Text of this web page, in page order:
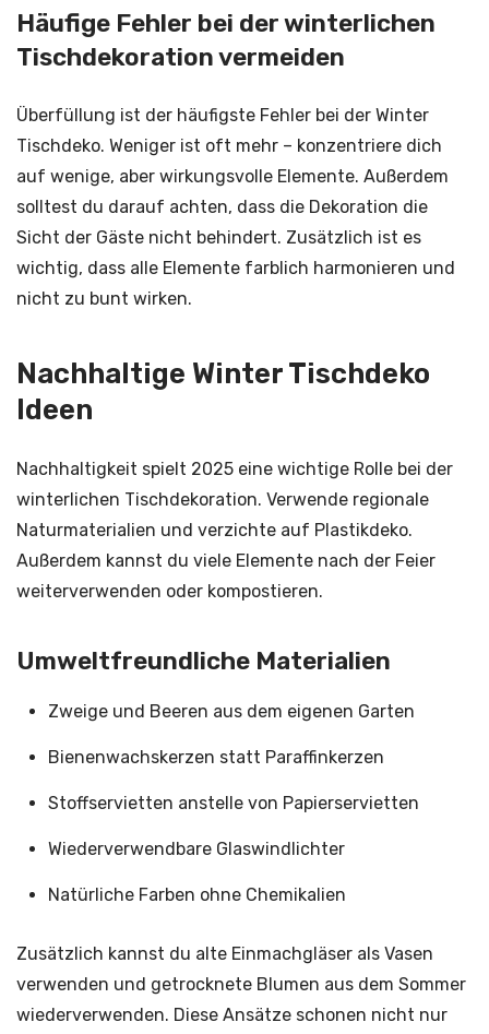
Häufige Fehler bei der winterlichen
Tischdekoration vermeiden
Überfüllung ist der häufigste Fehler bei der Winter
Tischdeko. Weniger ist oft mehr – konzentriere dich
auf wenige, aber wirkungsvolle Elemente. Außerdem
solltest du darauf achten, dass die Dekoration die
Sicht der Gäste nicht behindert. Zusätzlich ist es
wichtig, dass alle Elemente farblich harmonieren und
nicht zu bunt wirken.
Nachhaltige Winter Tischdeko
Ideen
Nachhaltigkeit spielt 2025 eine wichtige Rolle bei der
winterlichen Tischdekoration. Verwende regionale
Naturmaterialien und verzichte auf Plastikdeko.
Außerdem kannst du viele Elemente nach der Feier
weiterverwenden oder kompostieren.
Umweltfreundliche Materialien
Zweige und Beeren aus dem eigenen Garten
Bienenwachskerzen statt Paraffinkerzen
Stoffservietten anstelle von Papierservietten
Wiederverwendbare Glaswindlichter
Natürliche Farben ohne Chemikalien
Zusätzlich kannst du alte Einmachgläser als Vasen
verwenden und getrocknete Blumen aus dem Sommer
wiederverwenden. Diese Ansätze schonen nicht nur